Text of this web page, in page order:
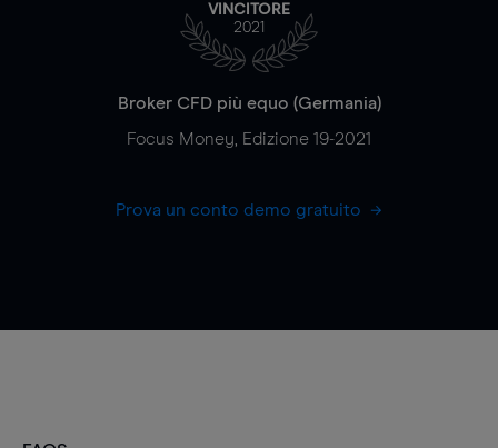
VINCITORE
2021
Broker CFD più equo (Germania)
Focus Money, Edizione 19-2021
Prova un conto demo gratuito